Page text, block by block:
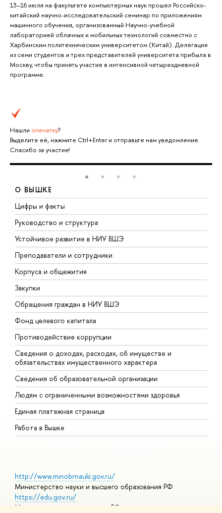
13–16 июля на факультете компьютерных наук прошел Российско-
китайский научно-исследовательский семинар по приложениям
машинного обучения, организованный Научно-учебной
лабораторией облачных и мобильных технологий совместно с
Харбинским политехническим университетом (Китай). Делегация
из семи студентов и трех представителей университета прибыла в
Москву, чтобы принять участие в интенсивной четырехдневной
программе.
Нашли опечатку?
Выделите её, нажмите Ctrl+Enter и отправьте нам уведомление.
Спасибо за участие!
О ВЫШКЕ
Цифры и факты
Руководство и структура
Устойчивое развитие в НИУ ВШЭ
Преподаватели и сотрудники
Корпуса и общежития
Закупки
Обращения граждан в НИУ ВШЭ
Фонд целевого капитала
Противодействие коррупции
Сведения о доходах, расходах, об имуществе и
обязательствах имущественного характера
Сведения об образовательной организации
Людям с ограниченными возможностями здоровья
Единая платежная страница
Работа в Вышке
http://www.minobrnauki.gov.ru/
Министерство науки и высшего образования РФ
https://edu.gov.ru/
Министерство просвещения РФ